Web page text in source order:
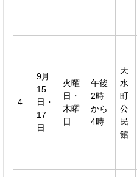
4
9月
15
日・
17
日
火曜
日・
木曜
日
午後
2時
から
4時
天
水
町
公
民
館